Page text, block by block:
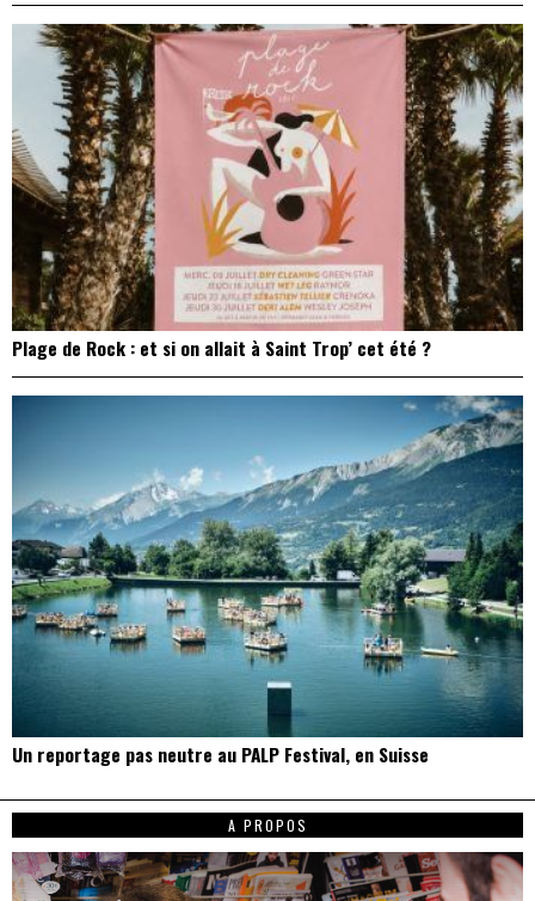
Plage de Rock : et si on allait à Saint Trop’ cet été ?
Un reportage pas neutre au PALP Festival, en Suisse
A PROPOS